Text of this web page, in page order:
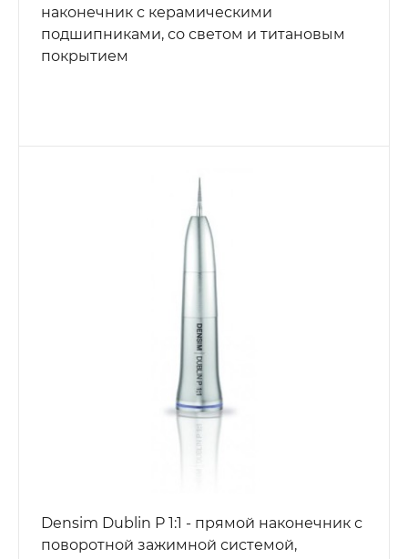
наконечник с керамическими
подшипниками, со светом и титановым
покрытием
Densim Dublin P 1:1 - прямой наконечник с
поворотной зажимной системой,